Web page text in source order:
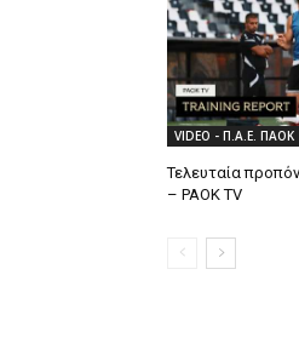
VIDEO - Π.Α.Ε. ΠΑΟΚ
Τελευταία
– PAOK TV